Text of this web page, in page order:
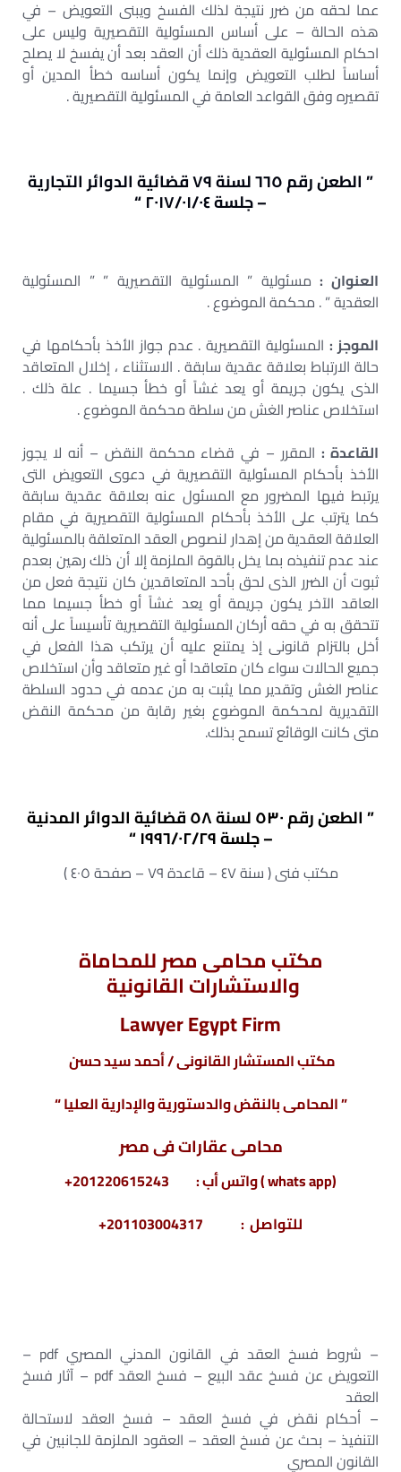
عما لحقه من ضرر نتيجة لذلك الفسخ ويبنى التعويض – في
هذه الحالة – على أساس المسئولية التقصيرية وليس على
احكام المسئولية العقدية ذلك أن العقد بعد أن يفسخ لا يصلح
أساساً لطلب التعويض وإنما يكون أساسه خطأ المدين أو
تقصيره وفق القواعد العامة في المسئولية التقصيرية .
” الطعن رقم ٦٦٥ لسنة ٧٩ قضائية الدوائر التجارية
– جلسة ٢٠١٧/٠١/٠٤ “
العنوان :مسئولية ” المسئولية التقصيرية ” ” المسئولية
العقدية ” . محكمة الموضوع .
الموجز :المسئولية التقصيرية . عدم جواز الأخذ بأحكامها في
حالة الارتباط بعلاقة عقدية سابقة . الاستثناء ، إخلال المتعاقد
الذى يكون جريمة أو يعد غشاً أو خطأ جسيما . علة ذلك .
استخلاص عناصر الغش من سلطة محكمة الموضوع .
القاعدة :المقرر – في قضاء محكمة النقض – أنه لا يجوز
الأخذ بأحكام المسئولية التقصيرية في دعوى التعويض التى
يرتبط فيها المضرور مع المسئول عنه بعلاقة عقدية سابقة
كما يترتب على الأخذ بأحكام المسئولية التقصيرية في مقام
العلاقة العقدية من إهدار لنصوص العقد المتعلقة بالمسئولية
عند عدم تنفيذه بما يخل بالقوة الملزمة إلا أن ذلك رهين بعدم
ثبوت أن الضرر الذى لحق بأحد المتعاقدين كان نتيجة فعل من
العاقد الآخر يكون جريمة أو يعد غشاً أو خطأ جسيما مما
تتحقق به في حقه أركان المسئولية التقصيرية تأسيساً على أنه
أخل بالتزام قانونى إذ يمتنع عليه أن يرتكب هذا الفعل في
جميع الحالات سواء كان متعاقدا أو غير متعاقد وأن استخلاص
عناصر الغش وتقدير مما يثبت به من عدمه في حدود السلطة
التقديرية لمحكمة الموضوع بغير رقابة من محكمة النقض
متى كانت الوقائع تسمح بذلك.
” الطعن رقم ٥٣٠ لسنة ٥٨ قضائية الدوائر المدنية
– جلسة ١٩٩٦/٠٢/٢٩ “
مكتب فنى ( سنة ٤٧ – قاعدة ٧٩ – صفحة ٤٠٥ )
مكتب محامى مصر للمحاماة
والاستشارات القانونية
Lawyer Egypt Firm
مكتب المستشار القانونى / أحمد سيد حسن
” المحامى بالنقض والدستورية والإدارية العليا “
محامى عقارات فى مصر
(whats app ) واتس أب : 201220615243+
للتواصل : 201103004317+
– شروط فسخ العقد في القانون المدني المصري pdf –
التعويض عن فسخ عقد البيع – فسخ العقد pdf – آثار فسخ
العقد
– أحكام نقض في فسخ العقد – فسخ العقد لاستحالة
التنفيذ – بحث عن فسخ العقد – العقود الملزمة للجانبين في
القانون المصري